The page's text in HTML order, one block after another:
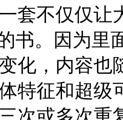
不仅仅让
书。因为里
化，内容也
特征和超级